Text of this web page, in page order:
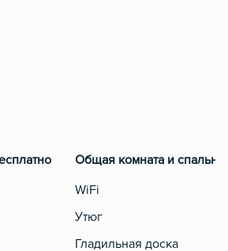
Общая комната и спальня
WiFi
Утюг
Гладильная доска